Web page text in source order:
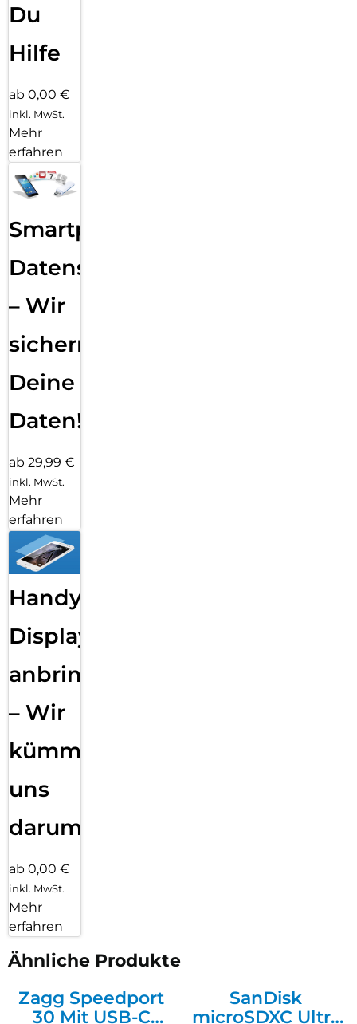
Du
Hilfe
ab 0,00 €
inkl. MwSt.
Mehr
erfahren
Smartphone
Datensicherung
– Wir
sichern
Deine
Daten!
ab 29,99 €
inkl. MwSt.
Mehr
erfahren
Handy
Displayfolie
anbringen
– Wir
kümmern
uns
darum!
ab 0,00 €
inkl. MwSt.
Mehr
erfahren
Ähnliche Produkte
Zagg Speedport
30 Mit USB-C
SanDisk
microSDXC Ultra